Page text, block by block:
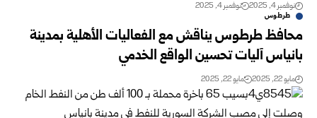
نوفمبر 4, 2025 نوفمبر 4, 2025
طرطوس
محافظ طرطوس يناقش مع الفعاليات الأهلية بمدينة
بانياس آليات تحسين الواقع الخدمي
مايو 22, 2025 مايو 22, 2025